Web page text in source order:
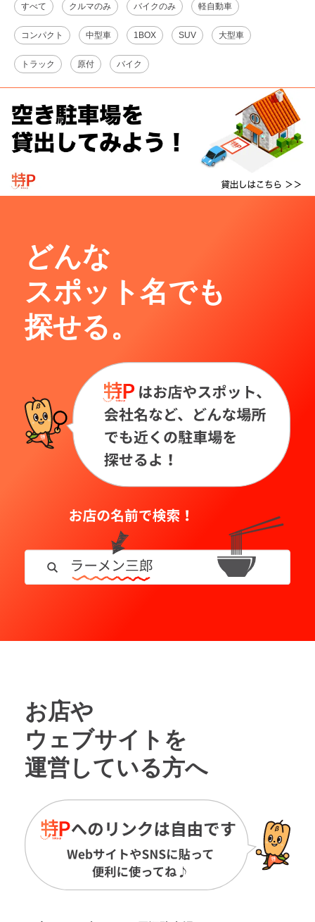
すべて クルマのみ バイクのみ 軽自動車
コンパクト 中型車 1BOX SUV 大型車
トラック 原付 バイク
どんな
スポット名でも
探せる。
お店や
ウェブサイトを
運営している方へ